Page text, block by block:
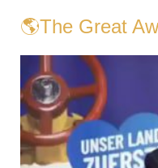
🌎The Great